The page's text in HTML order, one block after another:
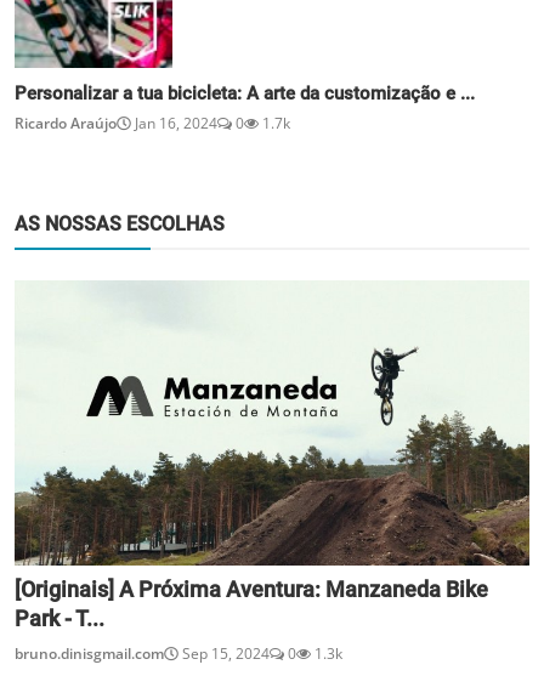
Personalizar a tua bicicleta: A arte da customização e ...
Ricardo Araújo Jan 16, 2024 0 1.7k
AS NOSSAS ESCOLHAS
[Originais] A Próxima Aventura: Manzaneda Bike
Park - T...
bruno.dinisgmail.com Sep 15, 2024 0 1.3k